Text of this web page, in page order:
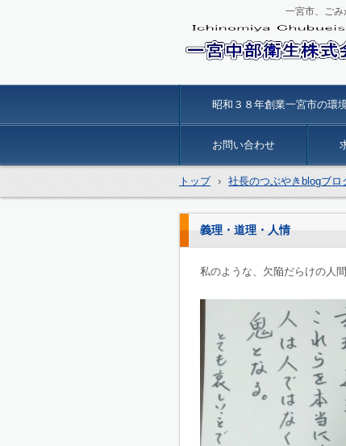
一宮市、ご
昭和３８年創業一宮市の環
お問い合わせ
トップ › 社長のつぶやきblogブロ
義理・道理・人情
私のような、欠陥だらけの人